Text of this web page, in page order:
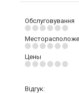
Обслуговування
Цены
Відгук: